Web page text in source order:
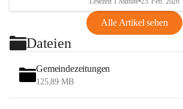
Alle Artikel sehen
Dateien
Gemeindezeitungen
125,89 MB